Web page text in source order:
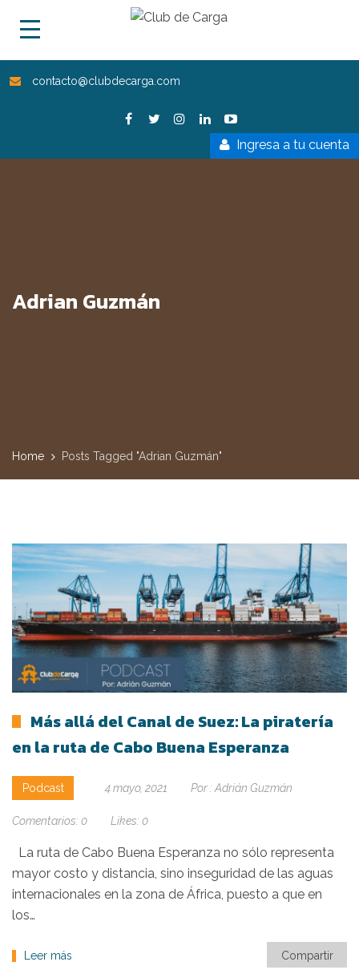
contacto@clubdecarga.com
Ingresa a tu cuenta
Adrian Guzmán
Home Posts Tagged "Adrian Guzmán"
Más allá del Canal de Suez: La piratería
en la ruta de Cabo Buena Esperanza
Podcast 4 mayo, 2021 Por : Adrián Guzmán
Comentarios: 0 Likes: 0
La ruta de Cabo Buena Esperanza no sólo representa
mayor costo y distancia, sino inseguridad de las aguas
internacionales en la zona de África, puesto a que en
los…
Leer más Compartir